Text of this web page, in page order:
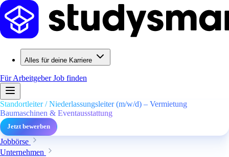
Alles für deine Karriere
Für ArbeitgeberJob finden
Standortleiter / Niederlassungsleiter (m/w/d) – Vermietung
Baumaschinen & Eventausstattung
Jetzt bewerben
Jobbörse
Unternehmen